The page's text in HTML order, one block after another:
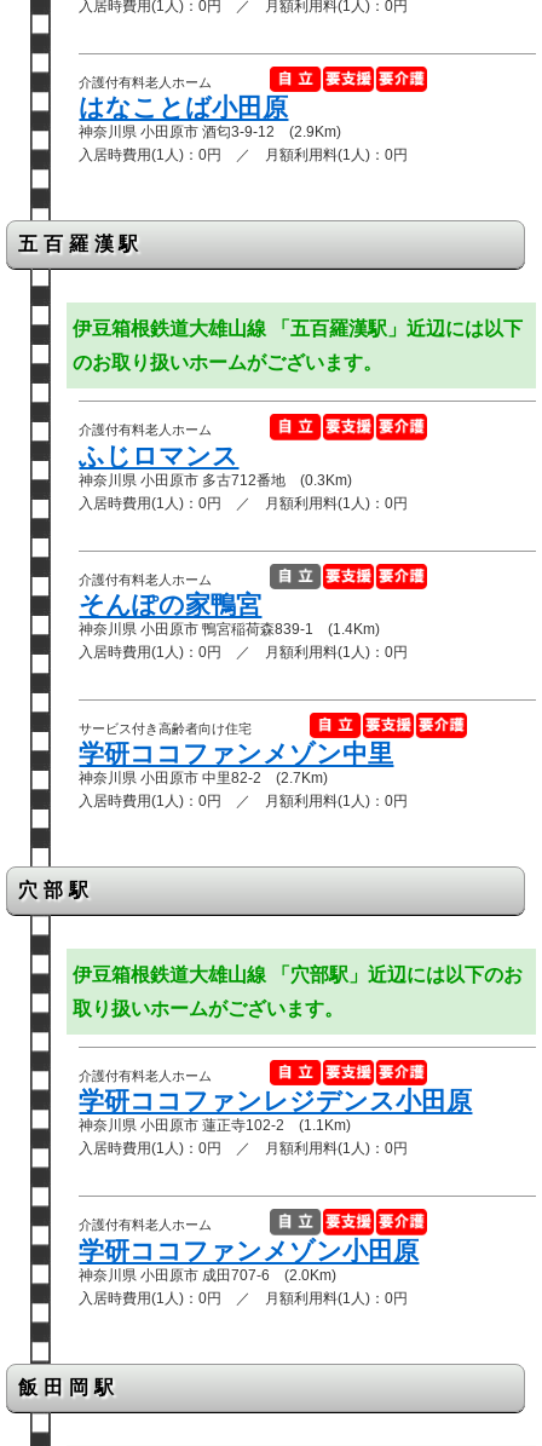
入居時費用(1人)：0円 ／ 月額利用料(1人)：0円
介護付有料老人ホーム
はなことば小田原
神奈川県 小田原市 酒匂3-9-12 (2.9Km)
入居時費用(1人)：0円 ／ 月額利用料(1人)：0円
五百羅漢駅
伊豆箱根鉄道大雄山線 「五百羅漢駅」近辺には以下
のお取り扱いホームがございます。
介護付有料老人ホーム
ふじロマンス
神奈川県 小田原市 多古712番地 (0.3Km)
入居時費用(1人)：0円 ／ 月額利用料(1人)：0円
介護付有料老人ホーム
そんぽの家鴨宮
神奈川県 小田原市 鴨宮稲荷森839-1 (1.4Km)
入居時費用(1人)：0円 ／ 月額利用料(1人)：0円
サービス付き高齢者向け住宅
学研ココファンメゾン中里
神奈川県 小田原市 中里82-2 (2.7Km)
入居時費用(1人)：0円 ／ 月額利用料(1人)：0円
穴部駅
伊豆箱根鉄道大雄山線 「穴部駅」近辺には以下のお
取り扱いホームがございます。
介護付有料老人ホーム
学研ココファンレジデンス小田原
神奈川県 小田原市 蓮正寺102-2 (1.1Km)
入居時費用(1人)：0円 ／ 月額利用料(1人)：0円
介護付有料老人ホーム
学研ココファンメゾン小田原
神奈川県 小田原市 成田707-6 (2.0Km)
入居時費用(1人)：0円 ／ 月額利用料(1人)：0円
飯田岡駅